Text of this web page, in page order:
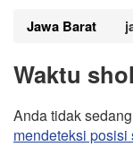
Jawa Barat
Waktu
Anda tidak
mendeteksi posisi